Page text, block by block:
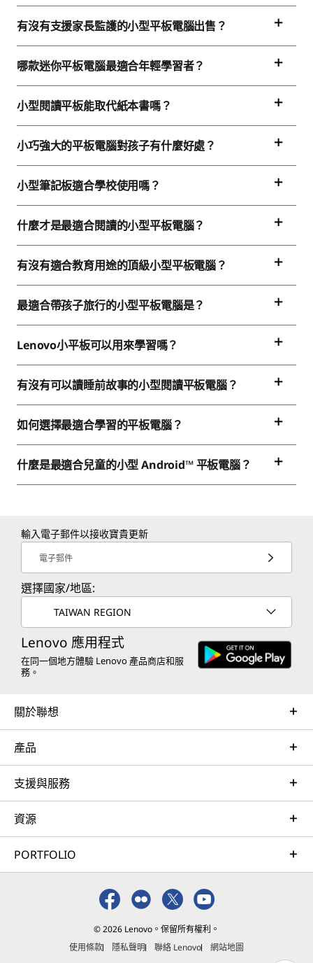
有沒有支援家長監護的小型平板電腦出售？
哪款迷你平板電腦最適合年輕學習者？
小型閱讀平板能取代紙本書嗎？
小巧強大的平板電腦對孩子有什麼好處？
小型筆記板適合學校使用嗎？
什麼才是最適合閱讀的小型平板電腦？
有沒有適合教育用途的頂級小型平板電腦？
最適合帶孩子旅行的小型平板電腦是？
Lenovo小平板可以用來學習嗎？
有沒有可以讀睡前故事的小型閱讀平板電腦？
如何選擇最適合學習的平板電腦？
什麼是最適合兒童的小型 Android™ 平板電腦？
輸入電子郵件以接收寶貴更新
電子郵件
選擇國家/地區:
TAIWAN REGION
Lenovo 應用程式
在同一個地方體驗 Lenovo 產品商店和服
務。
關於聯想
產品
支援與服務
資源
PORTFOLIO
© 2026 Lenovo。保留所有權利。
使用條款
隱私聲明 聯絡 Lenovo 網站地圖